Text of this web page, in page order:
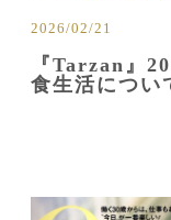
2026/02/21
『Tarzan』
食生活につい